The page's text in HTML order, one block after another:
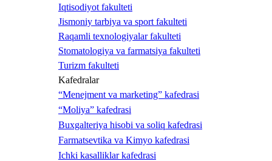
Iqtisodiyot fakulteti
Jismoniy tarbiya va sport fakulteti
Raqamli texnologiyalar fakulteti
Stomatologiya va farmatsiya fakulteti
Turizm fakulteti
Kafedralar
“Menejment va marketing” kafedrasi
“Moliya” kafedrasi
Buxgalteriya hisobi va soliq kafedrasi
Farmatsevtika va Kimyo kafedrasi
Ichki kasalliklar kafedrasi